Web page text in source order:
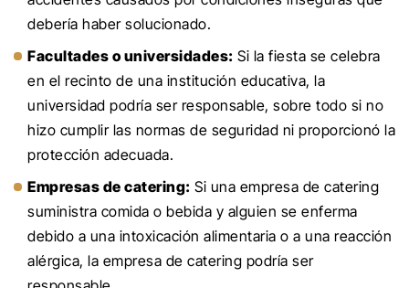
debería haber solucionado.
Facultades o universidades: Si la fiesta se celebra
en el recinto de una institución educativa, la
universidad podría ser responsable, sobre todo si no
hizo cumplir las normas de seguridad ni proporcionó la
protección adecuada.
Empresas de catering: Si una empresa de catering
suministra comida o bebida y alguien se enferma
debido a una intoxicación alimentaria o a una reacción
alérgica, la empresa de catering podría ser